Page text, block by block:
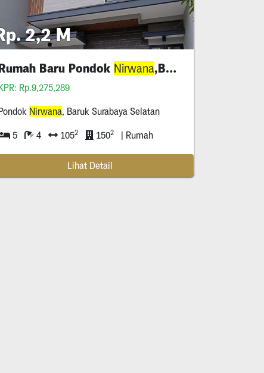
2,2 M
Baru Pondok Nirwana,Baruk
Rp.9,275,289
Nirwana, Baruk Surabaya Selatan
5 4 1052 1502 | Rumah
Lihat Detail